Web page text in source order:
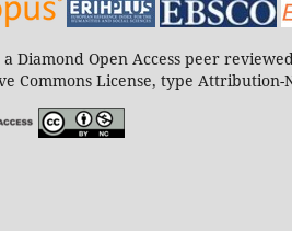
a Diamond Open Access peer
Commons License, type